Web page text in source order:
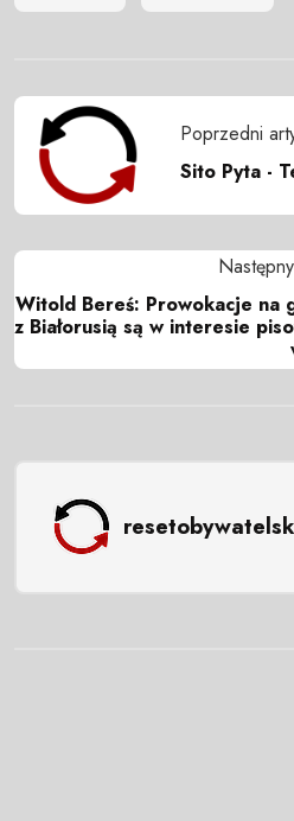
Poprzedni
Sito Pyta -
Witold Bereś: Prowokacje na
z Białorusią są w interesie